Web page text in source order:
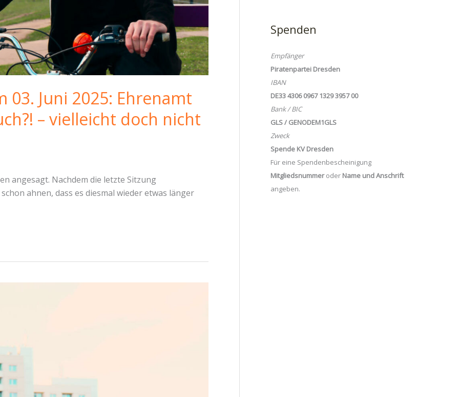
03. Juni 2025: Ehrenamt
– vielleicht doch nicht
angesagt. Nachdem die letzte Sitzung
ahnen, dass es diesmal wieder etwas länger
Spenden
Empfänger
Piratenpartei Dresden
IBAN
DE33 4306 0967 1329 3957 00
Bank / BIC
GLS / GENODEM1GLS
Zweck
Spende KV Dresden
Für eine Spendenbescheinigung
Mitgliedsnummeroder Name und Anschrift
angeben.